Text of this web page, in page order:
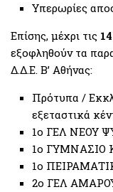
Υπερωρίες
Επίσης, μέχρι τις
εξοφληθούν τα
Δ.Δ.Ε. Β’ Αθήνας:
Πρότυπα /
εξεταστικά
1ο ΓΕΛ ΝΕΟΥ
1ο ΓΥΜΝΑΣΙΟ
1ο
2ο ΓΕΛ